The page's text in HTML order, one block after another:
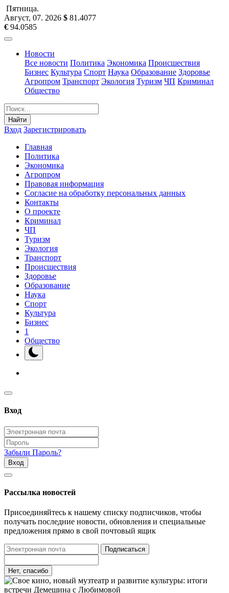
Пятница.
Август, 07. 2026 $ 81.4077
€ 94.0585
Новости
Все новости Политика Экономика Происшествия
Бизнес Культура Спорт Наука Образование Здоровье
Агропром Транспорт Экология Туризм ЧП Криминал
Общество
Найти
Вход Зарегистрировать
Главная
Политика
Экономика
Агропром
Правовая информация
Согласие на обработку персональных данных
Контакты
О проекте
Криминал
ЧП
Туризм
Экология
Транспорт
Происшествия
Здоровье
Образование
Наука
Спорт
Культура
Бизнес
1
Общество
Вход
Забыли Пароль?
Вход
Рассылка новостей
Присоединяйтесь к нашему списку подписчиков, чтобы
получать последние новости, обновления и специальные
предложения прямо в свой почтовый ящик
Подписаться
Нет, спасибо